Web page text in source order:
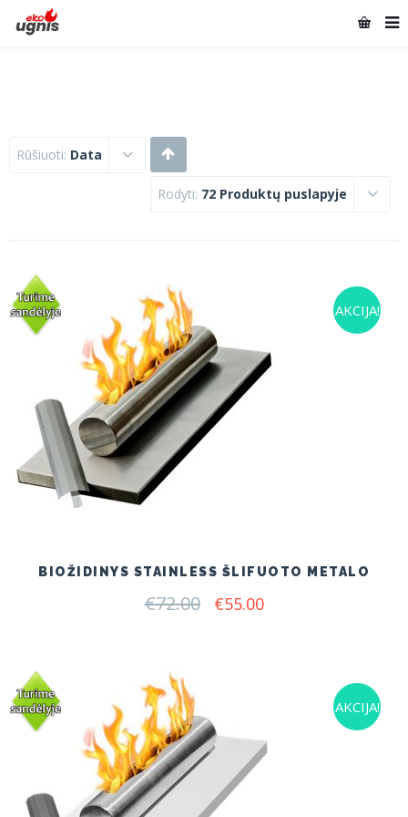
Rūšiuoti: Data
Rodyti: 72 Produktų puslapyje
AKCIJA!
BIOŽIDINYS STAINLESS ŠLIFUOTO METALO
€72.00 Original
€55.00Current
AKCIJA!